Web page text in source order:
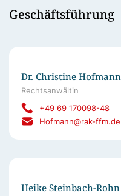
Geschäftsführung
Dr. Christine Hofmann
Rechtsanwältin
+49 69 170098-48
Hofmann@rak-ffm.de
Heike Steinbach-Rohn